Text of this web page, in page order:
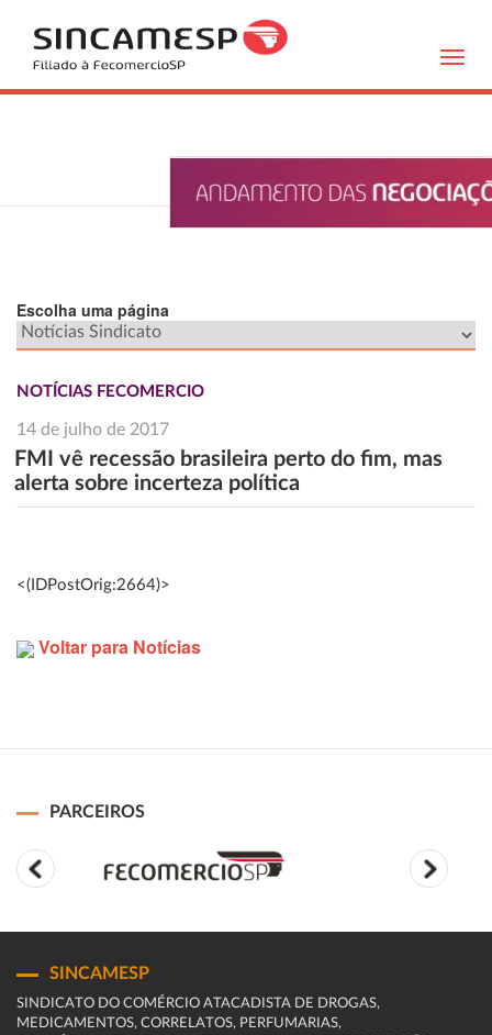
Escolha uma página
NOTÍCIAS FECOMERCIO
14 de julho de 2017
FMI vê recessão brasileira perto do fim, mas
alerta sobre incerteza política
<(IDPostOrig:2664)>
Voltar para Notícias
PARCEIROS
SINCAMESP
SINDICATO DO COMÉRCIO ATACADISTA DE DROGAS,
MEDICAMENTOS, CORRELATOS, PERFUMARIAS,